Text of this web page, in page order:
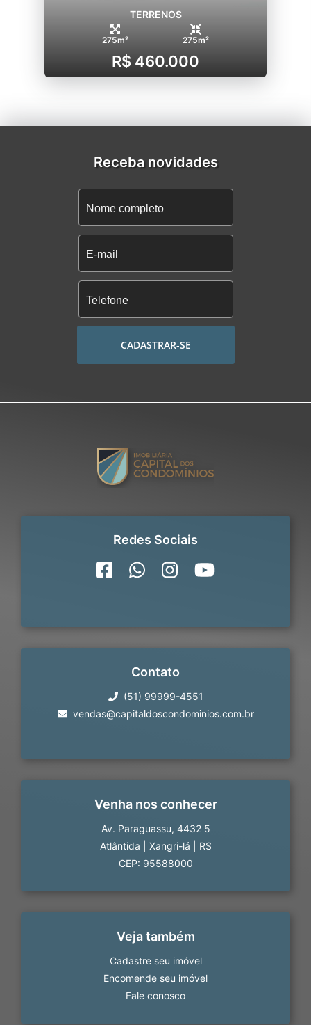
TERRENOS
275m² 275m²
R$ 460.000
Receba novidades
CADASTRAR-SE
Redes Sociais
Contato
(51) 99999-4551
vendas@capitaldoscondominios.com.br
Venha nos conhecer
Av. Paraguassu, 4432 5
Atlântida
Xangri-lá
RS
CEP: 95588000
Veja também
Cadastre seu imóvel
Encomende seu imóvel
Fale conosco